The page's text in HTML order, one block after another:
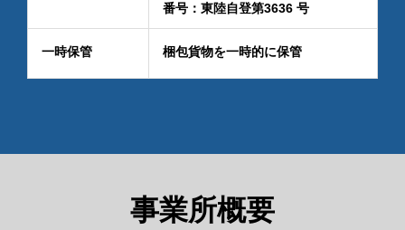
番号：東陸自登第3636 号
一時保管 梱包貨物を一時的に保管
事業所概要